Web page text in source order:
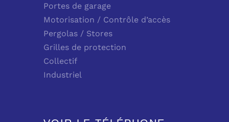
Portes de garage
Motorisation / Contrôle d’accès
Pergolas / Stores
Grilles de protection
Collectif
Industriel